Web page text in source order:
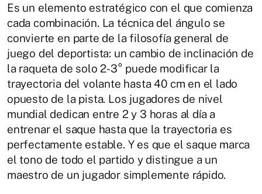
Es un elemento estratégico con el que comienza
cada combinación. La técnica del ángulo se
convierte en parte de la filosofía general de
juego del deportista: un cambio de inclinación de
la raqueta de solo 2-3° puede modificar la
trayectoria del volante hasta 40 cm en el lado
opuesto de la pista. Los jugadores de nivel
mundial dedican entre 2 y 3 horas al día a
entrenar el saque hasta que la trayectoria es
perfectamente estable. Y es que el saque marca
el tono de todo el partido y distingue a un
maestro de un jugador simplemente rápido.